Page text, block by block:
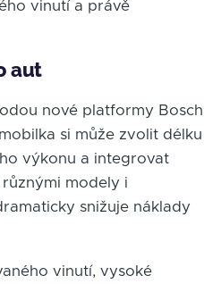
vinutí a právě
aut
nové platformy Bosch
si může zvolit délku
výkonu a integrovat
modely i
snižuje náklady
vinutí, vysoké